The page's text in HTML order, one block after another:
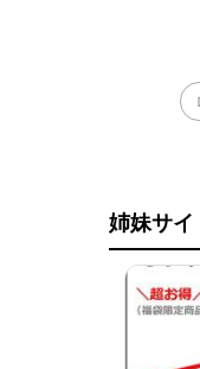
姉妹サイ